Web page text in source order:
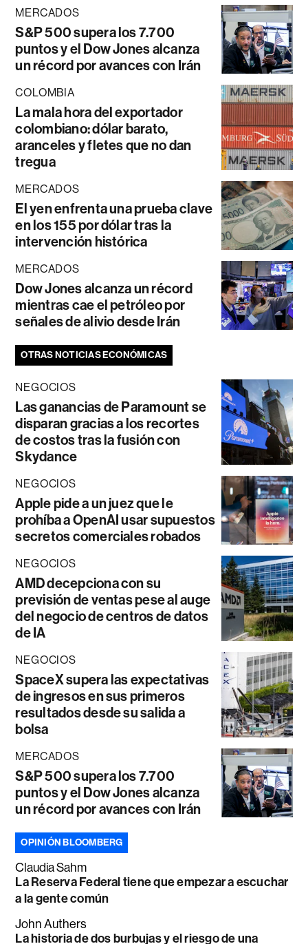
MERCADOS
S&P 500 supera los 7.700
puntos y el Dow Jones alcanza
un récord por avances con Irán
COLOMBIA
La mala hora del exportador
colombiano: dólar barato,
aranceles y fletes que no dan
tregua
MERCADOS
El yen enfrenta una prueba clave
en los 155 por dólar tras la
intervención histórica
MERCADOS
Dow Jones alcanza un récord
mientras cae el petróleo por
señales de alivio desde Irán
OTRAS NOTICIAS ECONÓMICAS
NEGOCIOS
Las ganancias de Paramount se
disparan gracias a los recortes
de costos tras la fusión con
Skydance
NEGOCIOS
Apple pide a un juez que le
prohíba a OpenAI usar supuestos
secretos comerciales robados
NEGOCIOS
AMD decepciona con su
previsión de ventas pese al auge
del negocio de centros de datos
de IA
NEGOCIOS
SpaceX supera las expectativas
de ingresos en sus primeros
resultados desde su salida a
bolsa
MERCADOS
S&P 500 supera los 7.700
puntos y el Dow Jones alcanza
un récord por avances con Irán
OPINIÓN BLOOMBERG
Claudia Sahm
La Reserva Federal tiene que empezar a escuchar
a la gente común
John Authers
La historia de dos burbujas y el riesgo de una